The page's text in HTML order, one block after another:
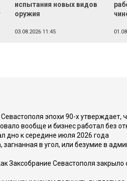
испытания новых видов
оружия
03.08.2026 11:45
эпохи 90-х утверждает,
вообще и бизнес работал без
дно к середине июля 2026 года
в угол, или безумие в
Заксобрание Севастополя закрыло